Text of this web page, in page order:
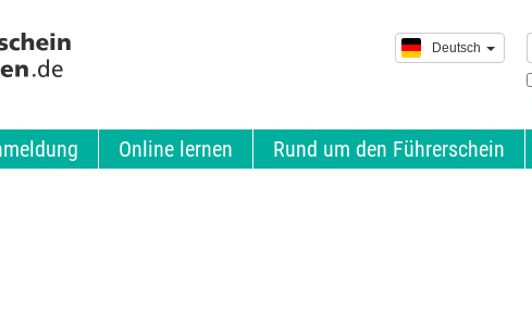
Deutsch
Online lernen Rund um den Führerschein